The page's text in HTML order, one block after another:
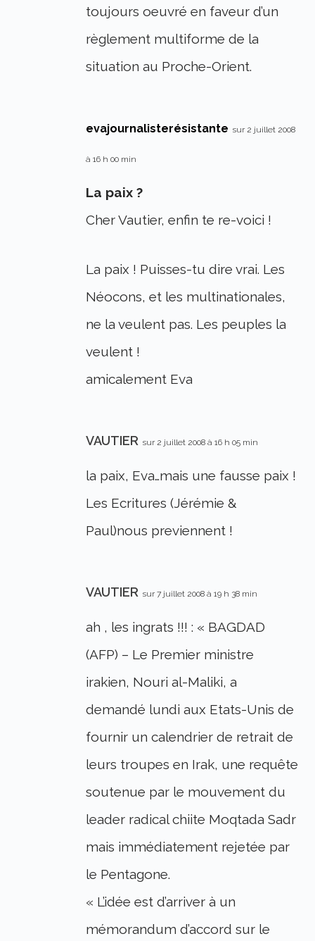
toujours oeuvré en faveur d’un
règlement multiforme de la
situation au Proche-Orient.
evajournalisterésistante sur 2 juillet 2008
à 16 h 00 min
La paix ?
Cher Vautier, enfin te re-voici !
La paix ! Puisses-tu dire vrai. Les
Néocons, et les multinationales,
ne la veulent pas. Les peuples la
veulent !
amicalement Eva
VAUTIER sur 2 juillet 2008 à 16 h 05 min
la paix, Eva…mais une fausse paix !
Les Ecritures (Jérémie &
Paul)nous previennent !
VAUTIER sur 7 juillet 2008 à 19 h 38 min
ah , les ingrats !!! : « BAGDAD
(AFP) – Le Premier ministre
irakien, Nouri al-Maliki, a
demandé lundi aux Etats-Unis de
fournir un calendrier de retrait de
leurs troupes en Irak, une requête
soutenue par le mouvement du
leader radical chiite Moqtada Sadr
mais immédiatement rejetée par
le Pentagone.
« L’idée est d’arriver à un
mémorandum d’accord sur le